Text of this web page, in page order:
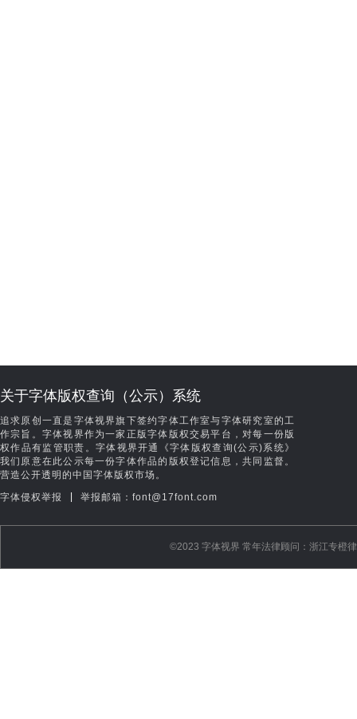
关于字体版权查询（公示）系统
追求原创一直是字体视界旗下签约字体工作室与字体研究室的工
作宗旨。字体视界作为一家正版字体版权交易平台，对每一份版
权作品有监管职责。字体视界开通《字体版权查询(公示)系统》
我们原意在此公示每一份字体作品的版权登记信息，共同监督。
营造公开透明的中国字体版权市场。
字体侵权举报 举报邮箱：font@17font.com
©️2023 字体视界 常年法律顾问：浙江专橙